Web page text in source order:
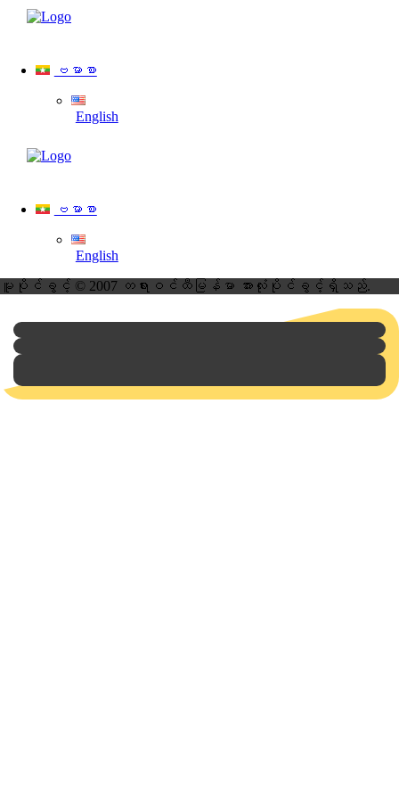
ဗမာစာ
English
ဗမာစာ
English
မူပိုင်ခွင့် © 2007 တရားဝင်ထီမြန်မာ အားလုံးပိုင်ခွင့်ရှိသည်.